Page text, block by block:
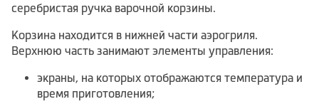
серебристая ручка варочной корзины.
Корзина находится в нижней части аэрогриля.
Верхнюю часть занимают элементы управления:
экраны, на которых отображаются температура и
время приготовления;